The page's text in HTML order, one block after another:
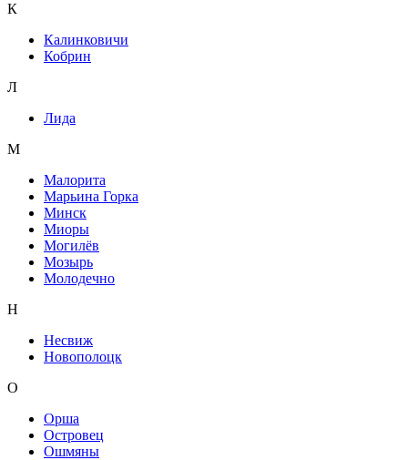
К
Калинковичи
Кобрин
Л
Лида
М
Малорита
Марьина Горка
Минск
Миоры
Могилёв
Мозырь
Молодечно
Н
Несвиж
Новополоцк
О
Орша
Островец
Ошмяны